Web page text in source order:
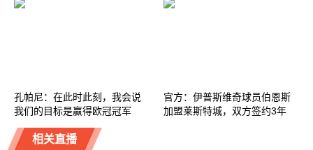
孔帕尼：在此时此刻，我会说
我们的目标是赢得欧冠冠军
官方：伊普斯维奇球员伯恩斯
加盟莱斯特城，双方签约3年
相关直播